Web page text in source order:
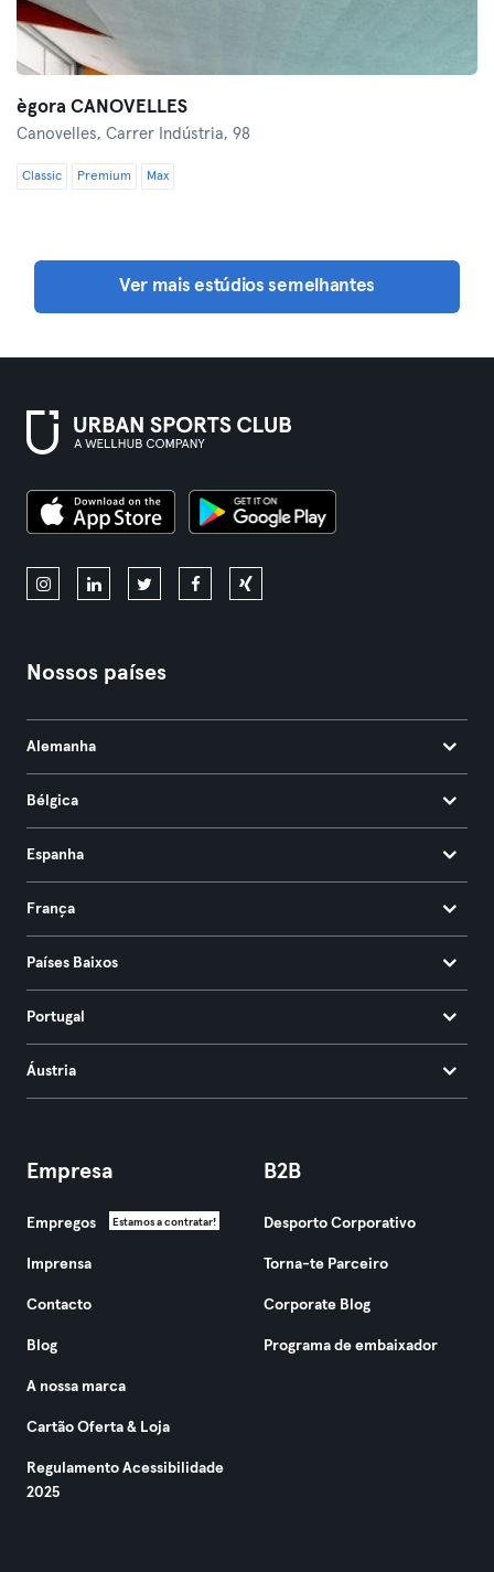
ègora CANOVELLES
Canovelles, Carrer Indústria, 98
Classic Premium Max
Ver mais estúdios semelhantes
Nossos países
Alemanha
Bélgica
Espanha
França
Países Baixos
Portugal
Áustria
Empresa
Empregos Estamos a contratar!
Imprensa
Contacto
Blog
A nossa marca
Cartão Oferta & Loja
Regulamento Acessibilidade
2025
B2B
Desporto Corporativo
Torna-te Parceiro
Corporate Blog
Programa de embaixador